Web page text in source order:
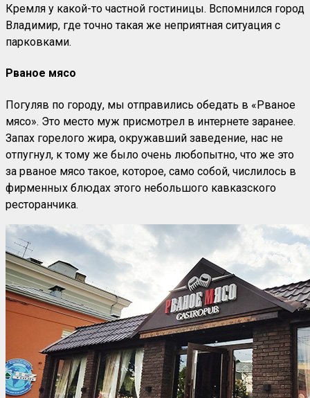
Кремля у какой-то частной гостиницы. Вспомнился город
Владимир, где точно такая же неприятная ситуация с
парковками.
Рваное мясо
Погуляв по городу, мы отправились обедать в «Рваное
мясо». Это место муж присмотрел в интернете заранее.
Запах горелого жира, окружавший заведение, нас не
отпугнул, к тому же было очень любопытно, что же это
за рваное мясо такое, которое, само собой, числилось в
фирменных блюдах этого небольшого кавказского
ресторанчика.